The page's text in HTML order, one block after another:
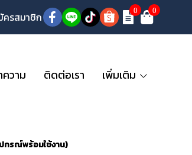
ครสมาชิก 0 0
วาม ติดต่อเรา เพิ่มเติม
กรณ์พร้อมใช้งาน)